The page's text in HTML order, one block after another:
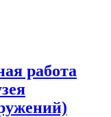
работа